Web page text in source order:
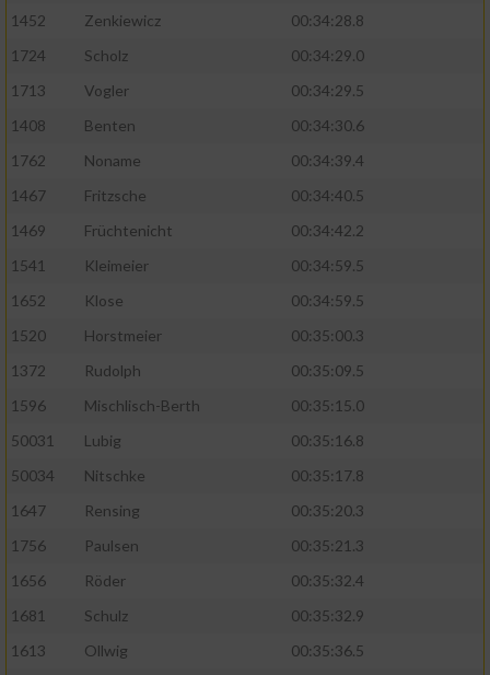
1452
Zenkiewicz
00:34:28.8
1724
Scholz
00:34:29.0
1713
Vogler
00:34:29.5
1408
Benten
00:34:30.6
1762
Noname
00:34:39.4
1467
Fritzsche
00:34:40.5
1469
Früchtenicht
00:34:42.2
1541
Kleimeier
00:34:59.5
1652
Klose
00:34:59.5
1520
Horstmeier
00:35:00.3
1372
Rudolph
00:35:09.5
1596
Mischlisch-Berth
00:35:15.0
50031
Lubig
00:35:16.8
50034
Nitschke
00:35:17.8
1647
Rensing
00:35:20.3
1756
Paulsen
00:35:21.3
1656
Röder
00:35:32.4
1681
Schulz
00:35:32.9
1613
Ollwig
00:35:36.5